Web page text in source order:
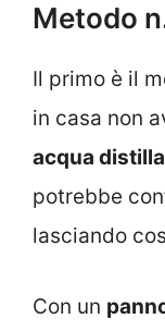
Metodo
Il primo è il
in casa non
acqua
potrebbe
lasciando
Con un